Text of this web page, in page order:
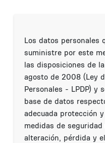
Los datos personales
suministre por este
las disposiciones de la
agosto de 2008 (Ley
Personales - LPDP) y
base de datos
adecuada protección
medidas de
alteración, pérdida y